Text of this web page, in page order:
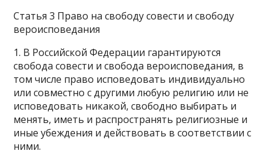
Статья 3 Право на свободу совести и свободу
вероисповедания
1. В Российской Федерации гарантируются
свобода совести и свобода вероисповедания, в
том числе право исповедовать индивидуально
или совместно с другими любую религию или не
исповедовать никакой, свободно выбирать и
менять, иметь и распространять религиозные и
иные убеждения и действовать в соответствии с
ними.